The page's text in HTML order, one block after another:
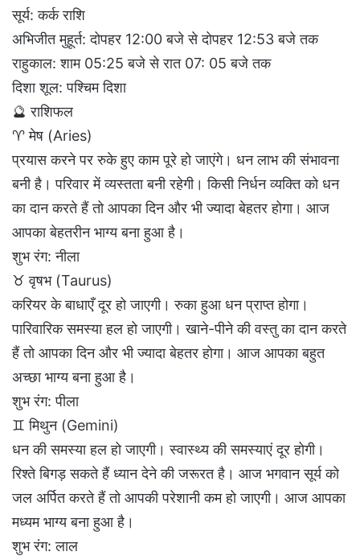
सूर्य: कर्क राशि
अभिजीत मुहूर्त: दोपहर 12:00 बजे से दोपहर 12:53 बजे तक
राहुकाल: शाम 05:25 बजे से रात 07: 05 बजे तक
दिशा शूल: पश्चिम दिशा
🔮 राशिफल
♈ मेष (Aries)
प्रयास करने पर रुके हुए काम पूरे हो जाएंगे। धन लाभ की संभावना
बनी है। परिवार में व्यस्तता बनी रहेगी। किसी निर्धन व्यक्ति को धन
का दान करते हैं तो आपका दिन और भी ज्यादा बेहतर होगा। आज
आपका बेहतरीन भाग्य बना हुआ है।
शुभ रंग: नीला
♉ वृषभ (Taurus)
करियर के बाधाएँ दूर हो जाएगी। रुका हुआ धन प्राप्त होगा।
पारिवारिक समस्या हल हो जाएगी। खाने-पीने की वस्तु का दान करते
हैं तो आपका दिन और भी ज्यादा बेहतर होगा। आज आपका बहुत
अच्छा भाग्य बना हुआ है।
शुभ रंग: पीला
♊ मिथुन (Gemini)
धन की समस्या हल हो जाएगी। स्वास्थ्य की समस्याएं दूर होगी।
रिश्ते बिगड़ सकते हैं ध्यान देने की जरूरत है। आज भगवान सूर्य को
जल अर्पित करते हैं तो आपकी परेशानी कम हो जाएगी। आज आपका
मध्यम भाग्य बना हुआ है।
शुभ रंग: लाल